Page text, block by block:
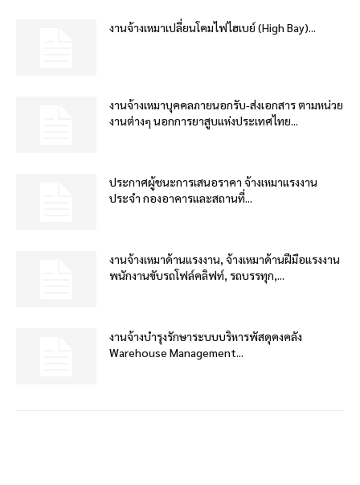
งานจ้างเหมาเปลี่ยนโคมไฟไฮเบย์ (High Bay)...
งานจ้างเหมาบุคคลภายนอกรับ-ส่งเอกสาร ตามหน่วย
งานต่างๆ นอกการยาสูบแห่งประเทศไทย...
ประกาศผู้ชนะการเสนอราคา จ้างเหมาแรงงาน
ประจำ กองอาคารและสถานที่...
งานจ้างเหมาด้านแรงงาน, จ้างเหมาด้านฝีมือแรงงาน
พนักงานขับรถโฟล์คลิฟท์, รถบรรทุก,...
งานจ้างบำรุงรักษาระบบบริหารพัสดุคงคลัง
Warehouse Management...